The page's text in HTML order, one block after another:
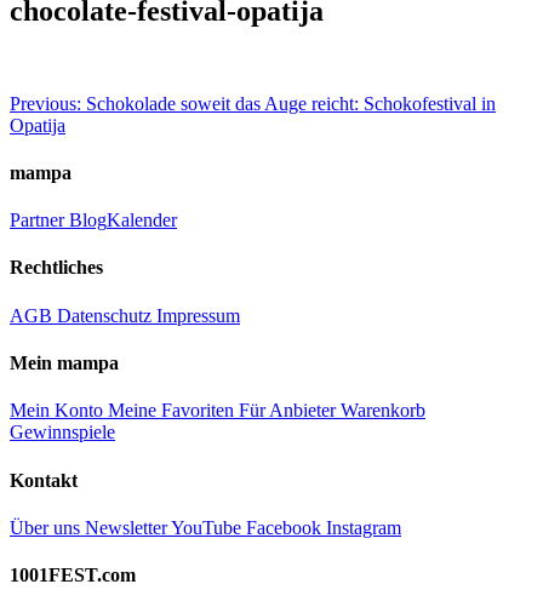
chocolate-festival-opatija
Beitragsnavigation
Previous: Schokolade soweit das Auge reicht: Schokofestival in
Opatija
mampa
PartnerBlogKalender
Rechtliches
AGB Datenschutz Impressum
Mein mampa
Mein Konto Meine Favoriten Für AnbieterWarenkorb
Gewinnspiele
Kontakt
Über uns NewsletterYouTube Facebook Instagram
1001FEST.com